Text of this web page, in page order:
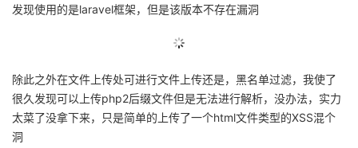
发现使用的是laravel框架，但是该版本不存在漏洞
除此之外在文件上传处可进行文件上传还是，黑名单过滤，我使了
很久发现可以上传php2后缀文件但是无法进行解析，没办法，实力
太菜了没拿下来，只是简单的上传了一个html文件类型的XSS混个
洞